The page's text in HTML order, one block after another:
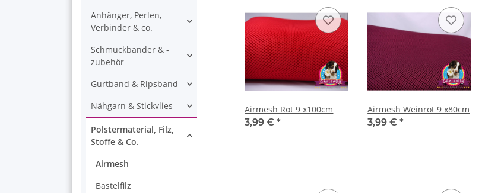
Airmesh Rot 9 x100cm
3,99 €*
Airmesh Weinrot 9 x80cm
3,99 €*
Anhänger, Perlen,
Verbinder & co.
Schmuckbänder & -
zubehör
Gurtband & Ripsband
Nähgarn & Stickvlies
Polstermaterial, Filz,
Stoffe & Co.
Airmesh
Bastelfilz